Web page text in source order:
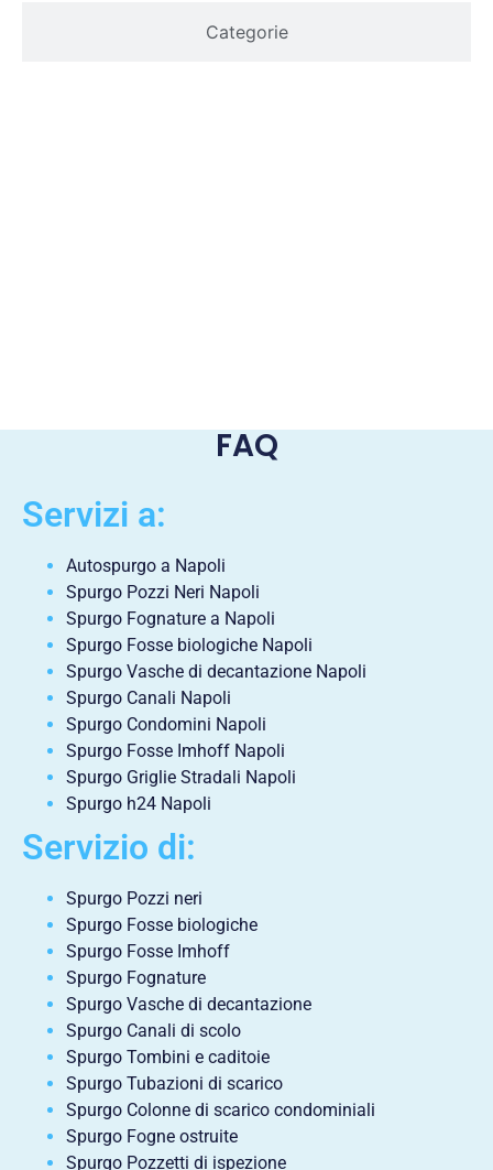
Categorie
FAQ
Servizi a:
Autospurgo a Napoli
Spurgo Pozzi Neri Napoli
Spurgo Fognature a Napoli
Spurgo Fosse biologiche Napoli
Spurgo Vasche di decantazione Napoli
Spurgo Canali Napoli
Spurgo Condomini Napoli
Spurgo Fosse Imhoff Napoli
Spurgo Griglie Stradali Napoli
Spurgo h24 Napoli
Servizio di:
Spurgo Pozzi neri
Spurgo Fosse biologiche
Spurgo Fosse Imhoff
Spurgo Fognature
Spurgo Vasche di decantazione
Spurgo Canali di scolo
Spurgo Tombini e caditoie
Spurgo Tubazioni di scarico
Spurgo Colonne di scarico condominiali
Spurgo Fogne ostruite
Spurgo Pozzetti di ispezione